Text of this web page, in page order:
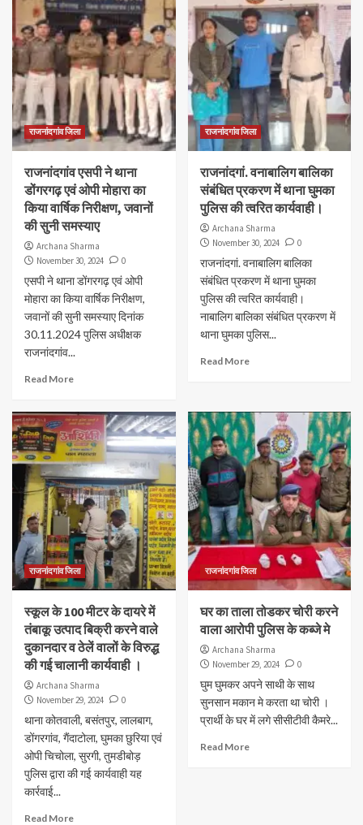
राजनांदगांव जिला
राजनांदगांव एसपी ने थाना
डोंगरगढ़ एवं ओपी मोहारा का
किया वार्षिक निरीक्षण, जवानों
की सुनी समस्याए
Archana Sharma
November 30, 2024
0
एसपी ने थाना डोंगरगढ़ एवं ओपी
मोहारा का किया वार्षिक निरीक्षण,
जवानों की सुनी समस्याए दिनांक
30.11.2024 पुलिस अधीक्षक
राजनांदगांव...
Read More
राजनांदगांव जिला
राजनांदगां. वनाबालिग बालिका
संबंधित प्रकरण में थाना घुमका
पुलिस की त्वरित कार्यवाही।
Archana Sharma
November 30, 2024
0
राजनांदगां. वनाबालिग बालिका
संबंधित प्रकरण में थाना घुमका
पुलिस की त्वरित कार्यवाही।
नाबालिग बालिका संबंधित प्रकरण में
थाना घुमका पुलिस...
Read More
राजनांदगांव जिला
स्कूल के 100 मीटर के दायरे में
तंबाकू उत्पाद बिक्री करने वाले
दुकानदार व ठेलें वालों के विरुद्ध
की गई चालानी कार्यवाही ।
Archana Sharma
November 29, 2024
0
थाना कोतवाली, बसंतपुर, लालबाग,
डोंगरगांव, गैंदाटोला, घुमका छुरिया एवं
ओपी चिचोला, सुरगी, तुमडीबोड़
पुलिस द्वारा की गई कार्यवाही यह
कार्रवाई...
Read More
राजनांदगांव जिला
घर का ताला तोडकर चोरी करने
वाला आरोपी पुलिस के कब्जे मे
Archana Sharma
November 29, 2024
0
घुम घुमकर अपने साथी के साथ
सुनसान मकान मे करता था चोरी ।
प्रार्थी के घर में लगे सीसीटीवी कैमरे...
Read More